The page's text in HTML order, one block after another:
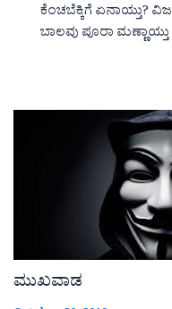
ಕೆಂಚಬೆಕ್ಕಿಗೆ ಏನಾಯ್ತು?
ಬಾಲವು ಪೂರಾ
ಮುಖವಾಡ